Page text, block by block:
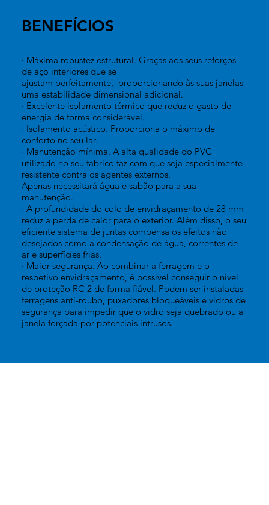
BENEFÍCIOS
· Máxima robustez estrutural. Graças aos seus reforços
de aço interiores que se
ajustam perfeitamente, proporcionando às suas janelas
uma estabilidade dimensional adicional.
· Excelente isolamento térmico que reduz o gasto de
energia de forma considerável.
· Isolamento acústico. Proporciona o máximo de
conforto no seu lar.
· Manutenção mínima. A alta qualidade do PVC
utilizado no seu fabrico faz com que seja especialmente
resistente contra os agentes externos.
Apenas necessitará água e sabão para a sua
manutenção.
· A profundidade do colo de envidraçamento de 28 mm
reduz a perda de calor para o exterior. Além disso, o seu
eficiente sistema de juntas compensa os efeitos não
desejados como a condensação de água, correntes de
ar e superfícies frias.
· Maior segurança. Ao combinar a ferragem e o
respetivo envidraçamento, é possível conseguir o nível
de proteção RC 2 de forma fiável. Podem ser instaladas
ferragens anti-roubo, puxadores bloqueáveis e vidros de
segurança para impedir que o vidro seja quebrado ou a
janela forçada por potenciais intrusos.